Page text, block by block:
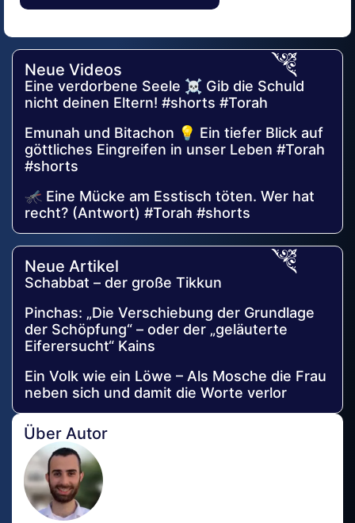
Alternative:
Neue Videos
Eine verdorbene Seele ☠️ Gib die Schuld
nicht deinen Eltern! #shorts #Torah
Emunah und Bitachon 💡 Ein tiefer Blick auf
göttliches Eingreifen in unser Leben #Torah
#shorts
🦟 Eine Mücke am Esstisch töten. Wer hat
recht? (Antwort) #Torah #shorts
Neue Artikel
Schabbat – der große Tikkun
Pinchas: „Die Verschiebung der Grundlage
der Schöpfung“ – oder der „geläuterte
Eiferersucht“ Kains
Ein Volk wie ein Löwe – Als Mosche die Frau
neben sich und damit die Worte verlor
Über Autor